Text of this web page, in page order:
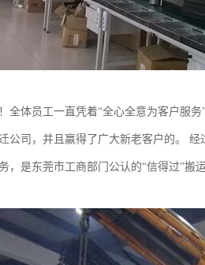
全体员工一直凭着“全心全意为客户服
公司，并且赢得了广大新老客户的。
，是东莞市工商部门公认的“信得过”搬